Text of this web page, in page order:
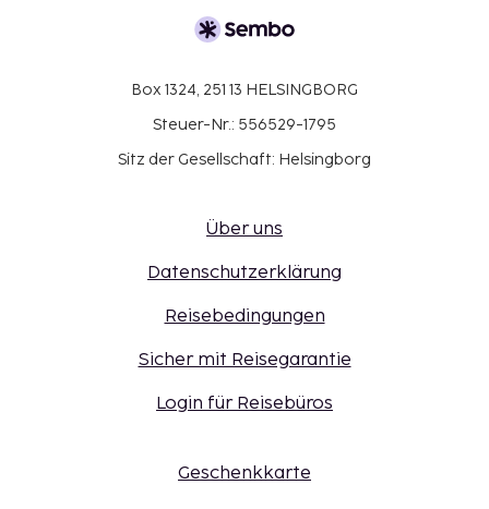
Box 1324, 251 13 HELSINGBORG
Steuer-Nr.: 556529-1795
Sitz der Gesellschaft: Helsingborg
Über uns
Datenschutzerklärung
Reisebedingungen
Sicher mit Reisegarantie
Login für Reisebüros
Geschenkkarte